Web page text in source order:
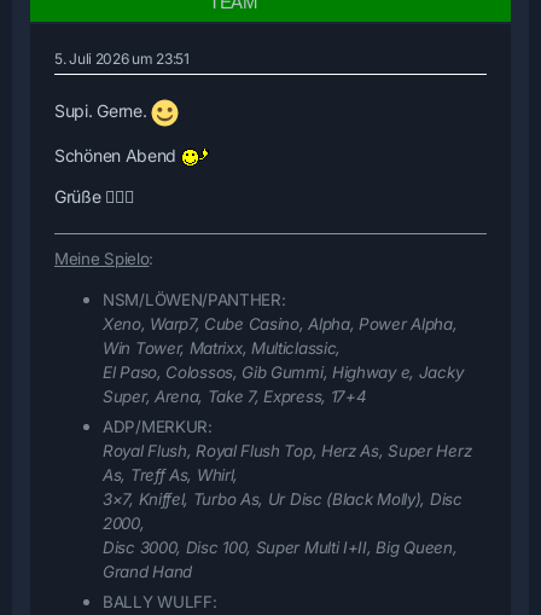
5. Juli 2026 um 23:51
Supi. Gerne.
Schönen Abend
Grüße 🙋🏻‍♂️
Meine Spielo:
NSM/LÖWEN/PANTHER:
Xeno, Warp7, Cube Casino, Alpha, Power Alpha,
Win Tower, Matrixx, Multiclassic,
El Paso, Colossos, Gib Gummi, Highway e, Jacky
Super, Arena, Take 7, Express, 17+4
ADP/MERKUR:
Royal Flush, Royal Flush Top, Herz As, Super Herz
As, Treff As, Whirl,
3×7, Kniffel, Turbo As, Ur Disc (Black Molly), Disc
2000,
Disc 3000, Disc 100, Super Multi I+II, Big Queen,
Grand Hand
BALLY WULFF: